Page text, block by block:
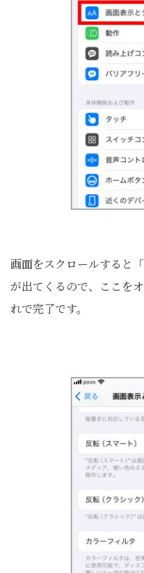
画面をスクロールすると
が出てくるので、ここを
れで完了です。